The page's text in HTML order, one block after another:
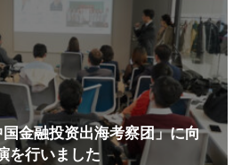
金融投资出海考察团」に向
を行いました